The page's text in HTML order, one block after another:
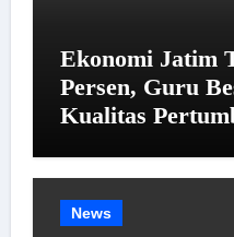
Ekonomi Jatim
Persen, Guru
Kualitas
News